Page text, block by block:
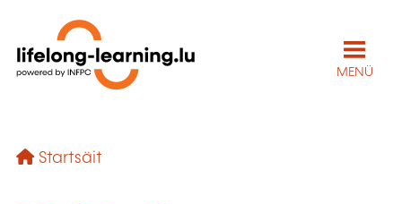
MENÜ
Startsäit